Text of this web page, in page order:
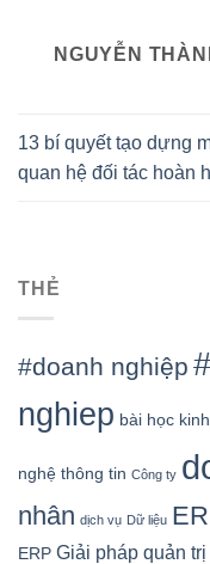
NGUYỄN
13 bí quyết tạo dựng
quan hệ đối tác hoàn
THẺ
#doanh nghiệp
nghiep bài học
nghệ thông tin Công ty
nhân dịch vụ Dữ liệu
ERP Giải pháp quản